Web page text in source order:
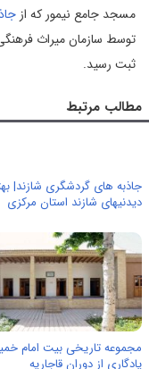
مسجد جامع نیمور که از
ثبت رسید.
مطالب مرتبط
جاذبه های گردشگری شازند|
دیدنیهای شازند استان مرکزی
مجموعه تاریخی بیت امام
یادگاری از دوران قاجاریه